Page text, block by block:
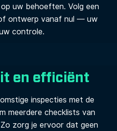
uw behoeften. Volg een
ontwerp vanaf nul — uw
controle.
en efficiënt
inspecties met de
meerdere checklists van
zorg je ervoor dat geen